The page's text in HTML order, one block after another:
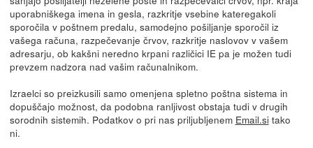
uporabniškega imena in gesla, razkritje vsebine kateregakoli
sporočila v poštnem predalu, samodejno pošiljanje sporočil iz
vašega računa, razpečevanje črvov, razkritje naslovov v vašem
adresarju, ob kakšni neredno krpani različici IE pa je možen tudi
prevzem nadzora nad vašim računalnikom.
Izraelci so preizkusili samo omenjena spletno poštna sistema in
dopuščajo možnost, da podobna ranljivost obstaja tudi v drugih
sorodnih sistemih. Podatkov o pri nas priljubljenem Email.sitako
ni.